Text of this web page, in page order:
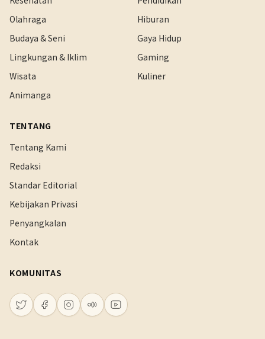
Olahraga
Hiburan
Budaya & Seni
Gaya Hidup
Lingkungan & Iklim
Gaming
Wisata
Kuliner
Animanga
TENTANG
Tentang Kami
Redaksi
Standar Editorial
Kebijakan Privasi
Penyangkalan
Kontak
KOMUNITAS